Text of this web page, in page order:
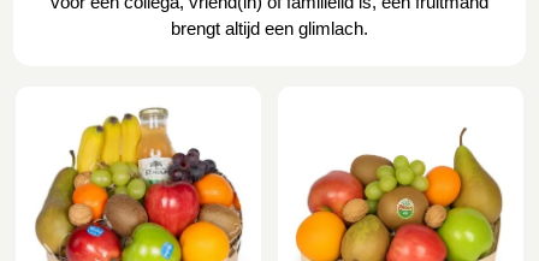
brengt altijd een glimlach.